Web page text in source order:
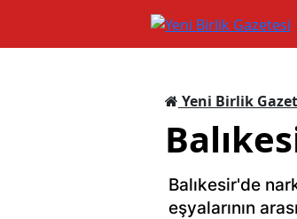
Yeni Birlik
Balıkesir'de
eşyalarının